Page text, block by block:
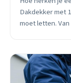
Dakdekker met
moet letten.